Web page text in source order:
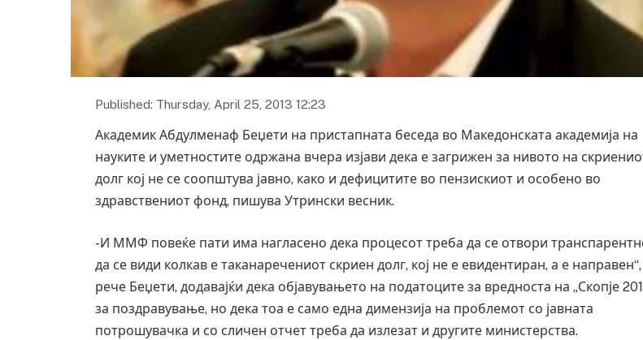
Published: Thursday, April 25, 2013 12:23
Академик Абдулменаф Беџети на пристапната беседа во Македонската академија на
науките и уметностите одржана вчера изјави дека е загрижен за нивото на
долг кој не се соопштува јавно, како и дефицитите во пензискиот и особено во
здравствениот фонд, пишува Утрински весник.
-И ММФ повеќе пати има нагласено дека процесот треба да се отвори
да се види колкав е таканаречениот скриен долг, кој не е евидентиран, а е направен“,
рече Беџети, додавајќи дека објавувањето на податоците за вредноста на „Скопје
за поздравување, но дека тоа е само една димензија на проблемот со јавната
потрошувачка и со сличен отчет треба да излезат и другите министерства.